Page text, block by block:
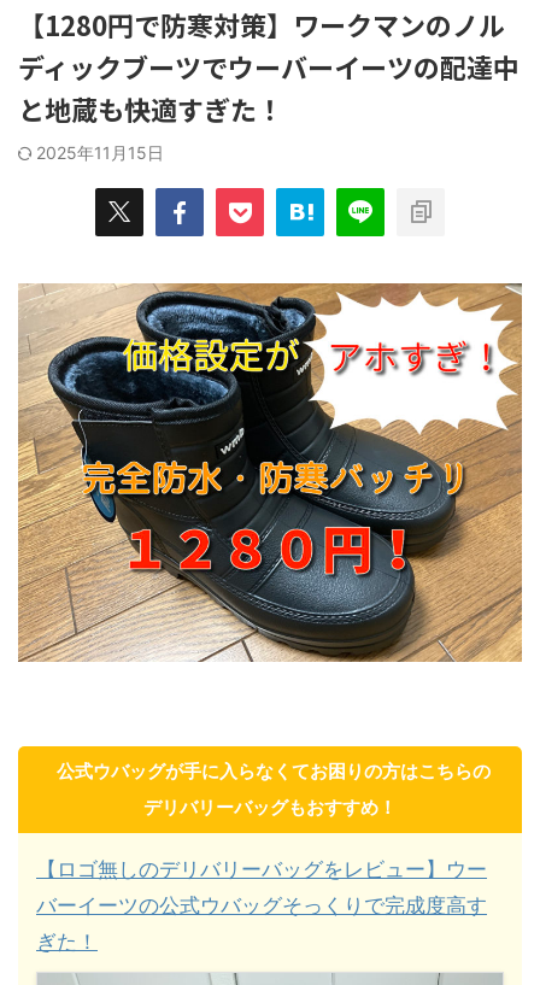
やっていき
とで、
ったモノ
と紹介して
ッズ７選！ 自分の足の臭さがメガト
ン級に近い人ほど、 ...
グシューズ
OKだ。 ...
【1280円で防寒対策】ワークマンのノル
ディックブーツでウーバーイーツの配達中
と地蔵も快適すぎた！
2025年11月15日
公式ウバッグが手に入らなくてお困りの方はこちらの
デリバリーバッグもおすすめ！
【ロゴ無しのデリバリーバッグをレビュー】ウー
バーイーツの公式ウバッグそっくりで完成度高す
ぎた！